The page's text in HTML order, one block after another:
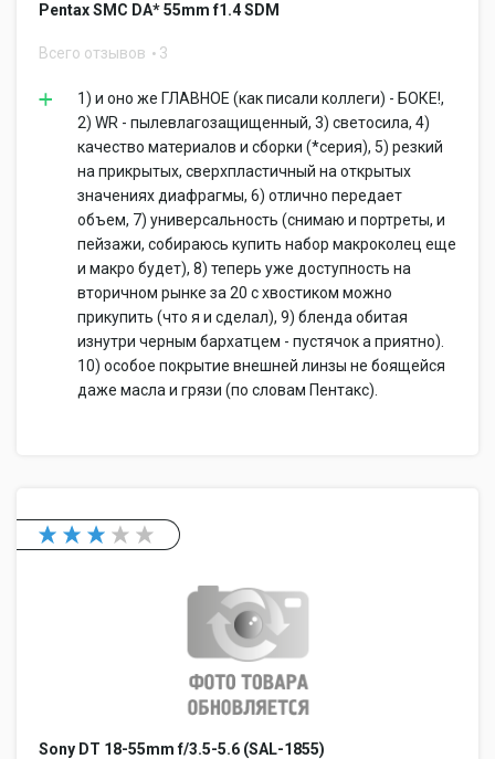
Pentax SMC DA* 55mm f1.4 SDM
Всего отзывов 3
1) и оно же ГЛАВНОЕ (как писали коллеги) - БОКЕ!,
2) WR - пылевлагозащищенный, 3) светосила, 4)
качество материалов и сборки (*серия), 5) резкий
на прикрытых, сверхпластичный на открытых
значениях диафрагмы, 6) отлично передает
объем, 7) универсальность (снимаю и портреты, и
пейзажи, собираюсь купить набор макроколец еще
и макро будет), 8) теперь уже доступность на
вторичном рынке за 20 с хвостиком можно
прикупить (что я и сделал), 9) бленда обитая
изнутри черным бархатцем - пустячок а приятно).
10) особое покрытие внешней линзы не боящейся
даже масла и грязи (по словам Пентакс).
Sony DT 18-55mm f/3.5-5.6 (SAL-1855)